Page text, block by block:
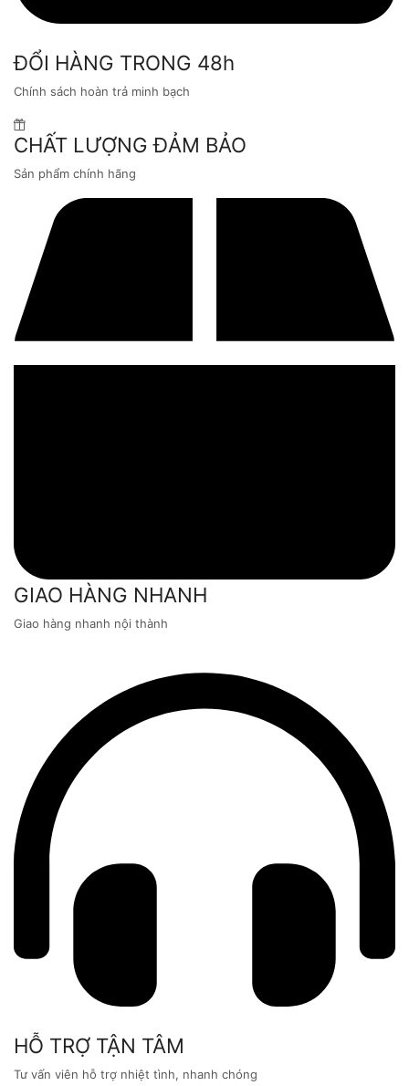
ĐỔI HÀNG TRONG 48h
Chính sách hoàn trả minh bạch
CHẤT LƯỢNG ĐẢM BẢO
Sản phẩm chính hãng
GIAO HÀNG NHANH
Giao hàng nhanh nội thành
HỖ TRỢ TẬN TÂM
Tư vấn viên hỗ trợ nhiệt tình, nhanh chóng